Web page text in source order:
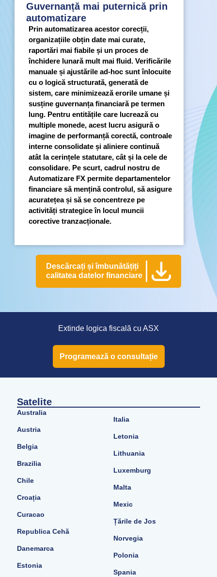
Guvernanță mai puternică prin
automatizare
Prin automatizarea acestor corecții,
organizațiile obțin date mai curate,
raportări mai fiabile și un proces de
închidere lunară mult mai fluid. Verificările
manuale și ajustările ad-hoc sunt înlocuite
cu o logică structurată, generată de
sistem, care minimizează erorile umane și
susține guvernanța financiară pe termen
lung. Pentru entitățile care lucrează cu
multiple monede, acest lucru asigură o
imagine de performanță corectă, controale
interne consolidate și aliniere continuă
atât la cerințele statutare, cât și la cele de
consolidare. Pe scurt, cadrul nostru de
Automatizare FX permite departamentelor
financiare să mențină controlul, să asigure
acuratețea și să se concentreze pe
activități strategice în locul muncii
corective tranzacționale.
Descărcați și îmbunătățiți
calitatea datelor financiare
Extinde logica fiscală cu ASX
Programează o consultație
Satelite
Australia
Austria
Belgia
Brazilia
Chile
Croația
Curacao
Republica Cehă
Danemarca
Estonia
Italia
Letonia
Lithuania
Luxemburg
Malta
Mexic
Țările de Jos
Norvegia
Polonia
Spania